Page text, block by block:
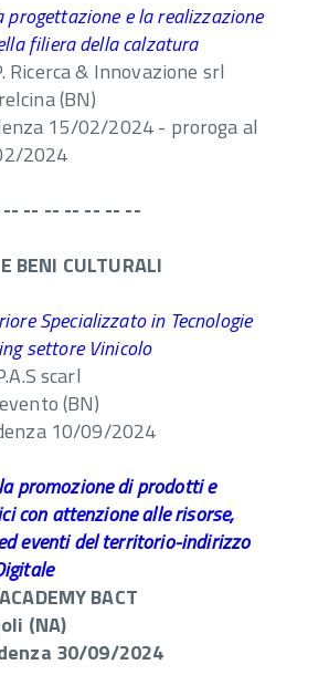
progettazione e la realizzazione
filiera della calzatura
Ricerca & Innovazione srl
(BN)
15/02/2024 - proroga al
2024
-- -- -- -- -- --
BENI CULTURALI
Specializzato in Tecnologie
settore Vinicolo
scarl
(BN)
10/09/2024
promozione di prodotti e
con attenzione alle risorse,
eventi del territorio-indirizzo
BACT
30/09/2024